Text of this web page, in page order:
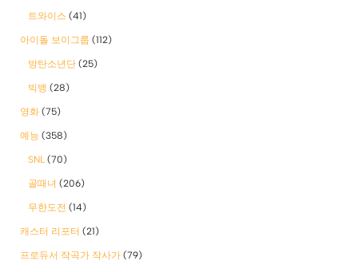
트와이스 (41)
아이돌 보이그룹 (112)
방탄소년단 (25)
빅뱅 (28)
영화 (75)
예능 (358)
SNL (70)
골때녀 (206)
무한도전 (14)
캐스터 리포터 (21)
프로듀서 작곡가 작사가 (79)